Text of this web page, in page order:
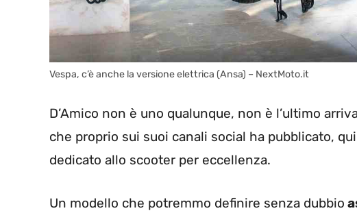
Vespa, c’è anche la versione elettrica (Ansa) – NextMoto.it
D’Amico non è uno qualunque, non è l’ultimo
che proprio sui suoi canali social ha pubblicato,
dedicato allo scooter per eccellenza.
Un modello che potremmo definire senza dubbio